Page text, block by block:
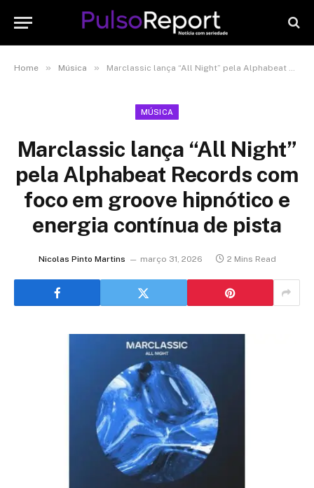
Home » Música » Marclassic lança “All Night” pela Alphabeat Records com foco em groove hipnótico e energia contínua de pista
MÚSICA
Marclassic lança “All Night”
pela Alphabeat Records com
foco em groove hipnótico e
energia contínua de pista
Nicolas Pinto Martins março 31, 2026 2 Mins Read